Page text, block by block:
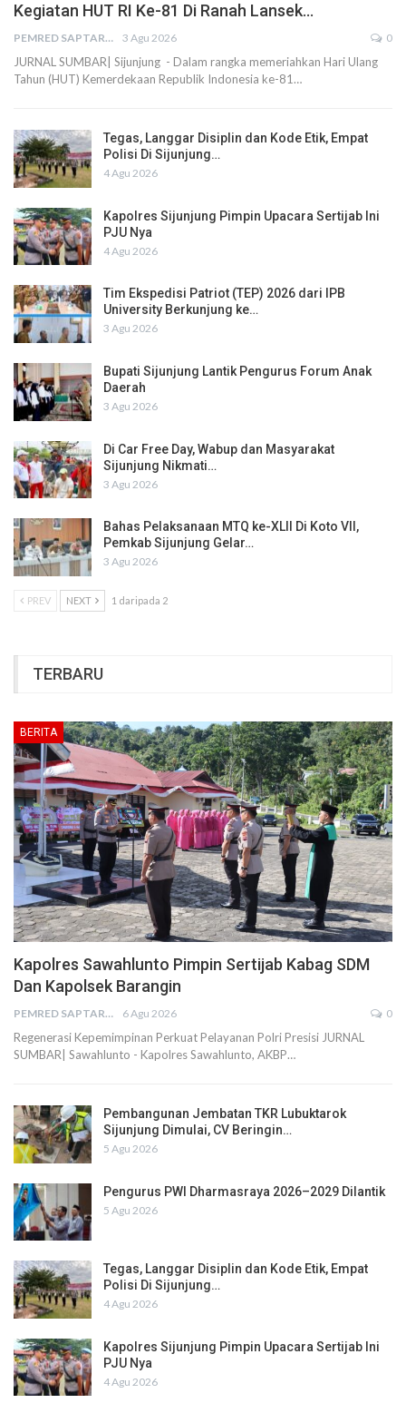
Kegiatan HUT RI Ke-81 Di Ranah Lansek…
PEMRED SAPTARIUS 3 Agu 2026 0
JURNAL SUMBAR| Sijunjung - Dalam rangka memeriahkan Hari Ulang
Tahun (HUT) Kemerdekaan Republik Indonesia ke-81…
Tegas, Langgar Disiplin dan Kode Etik, Empat
Polisi Di Sijunjung…
4 Agu 2026
Kapolres Sijunjung Pimpin Upacara Sertijab Ini
PJU Nya
4 Agu 2026
Tim Ekspedisi Patriot (TEP) 2026 dari IPB
University Berkunjung ke…
3 Agu 2026
Bupati Sijunjung Lantik Pengurus Forum Anak
Daerah
3 Agu 2026
Di Car Free Day, Wabup dan Masyarakat
Sijunjung Nikmati…
3 Agu 2026
Bahas Pelaksanaan MTQ ke-XLII Di Koto VII,
Pemkab Sijunjung Gelar…
3 Agu 2026
PREV NEXT 1 daripada 2
TERBARU
BERITA
Kapolres Sawahlunto Pimpin Sertijab Kabag SDM
Dan Kapolsek Barangin
PEMRED SAPTARIUS 6 Agu 2026 0
Regenerasi Kepemimpinan Perkuat Pelayanan Polri Presisi JURNAL
SUMBAR| Sawahlunto - Kapolres Sawahlunto, AKBP…
Pembangunan Jembatan TKR Lubuktarok
Sijunjung Dimulai, CV Beringin…
5 Agu 2026
Pengurus PWI Dharmasraya 2026–2029 Dilantik
5 Agu 2026
Tegas, Langgar Disiplin dan Kode Etik, Empat
Polisi Di Sijunjung…
4 Agu 2026
Kapolres Sijunjung Pimpin Upacara Sertijab Ini
PJU Nya
4 Agu 2026